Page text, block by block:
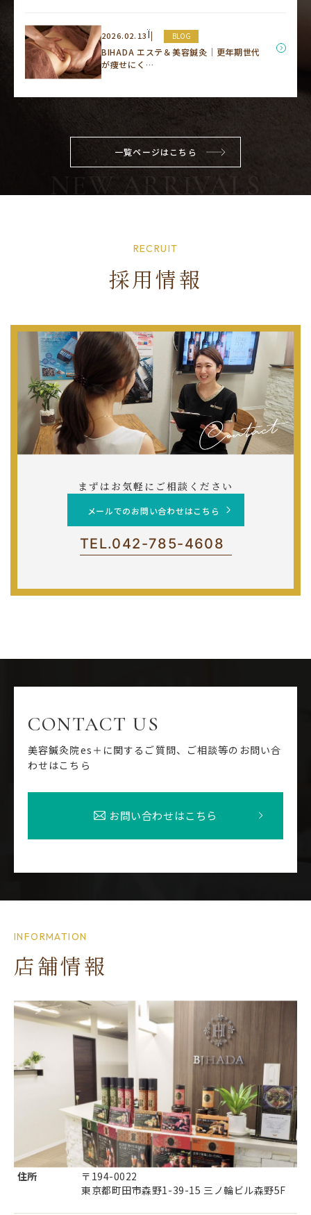
2026.02.13Ï BLOG
BIHADA エステ＆美容鍼灸｜更年期世代
が痩せにく…
一覧ページはこちら
RECRUIT
採用情報
まずはお気軽にご相談ください
メールでのお問い合わせはこちら
TEL.042-785-4608
CONTACT US
美容鍼灸院es＋に関するご質問、ご相談等のお問い合
わせはこちら
お問い合わせはこちら
INFORMATION
店舗情報
住所
〒194-0022
東京都町田市森野1-39-15 三ノ輪ビル森野5F